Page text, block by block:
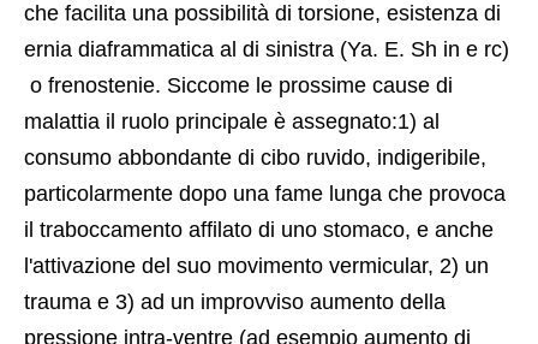
che facilita una possibilità di torsione, esistenza di
ernia diaframmatica al di sinistra (Ya. E. Sh in e rc)
malattia il ruolo principale è assegnato:1) al
consumo abbondante di cibo ruvido, indigeribile,
particolarmente dopo una fame lunga che provoca
il traboccamento affilato di uno stomaco, e anche
l'attivazione del suo movimento vermicular, 2) un
trauma e 3) ad un improvviso aumento della
pressione intra-ventre (ad esempio aumento di